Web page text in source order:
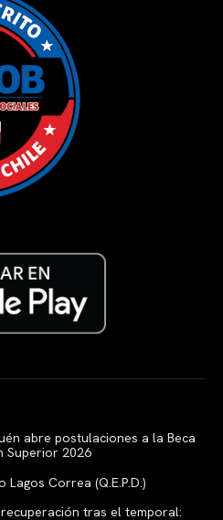
abre postulaciones a la Beca
Superior 2026
Correa (Q.E.P.D.)
tras el temporal: